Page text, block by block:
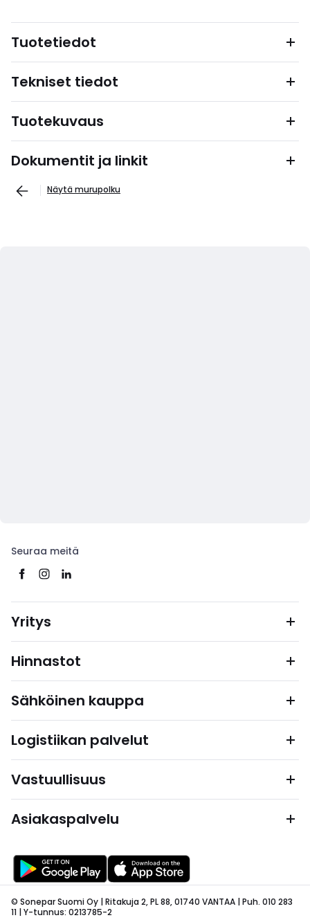
Tuotetiedot
Tekniset tiedot
Tuotekuvaus
Dokumentit ja linkit
Näytä murupolku
Seuraa meitä
Yritys
Hinnastot
Sähköinen kauppa
Logistiikan palvelut
Vastuullisuus
Asiakaspalvelu
© Sonepar Suomi Oy | Ritakuja 2, PL 88, 01740 VANTAA | Puh. 010 283
11 | Y-tunnus: 0213785-2